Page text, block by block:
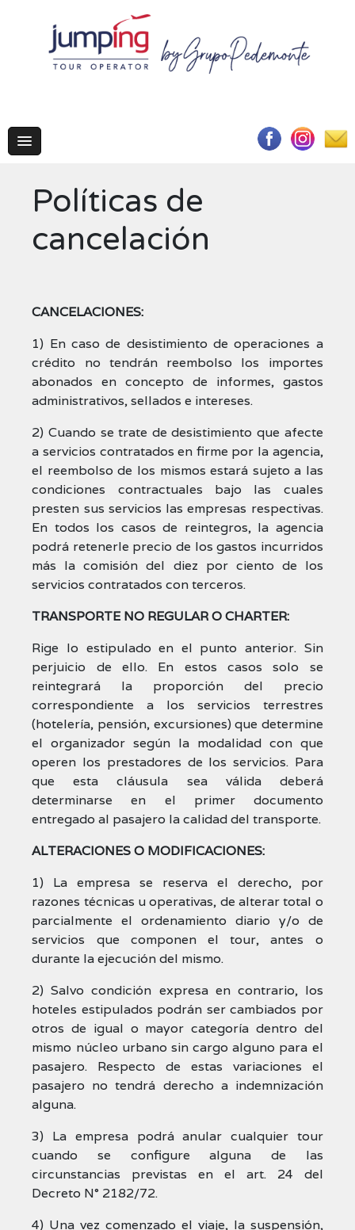
Políticas de
cancelación
CANCELACIONES:
1) En caso de desistimiento de operaciones a
crédito no tendrán reembolso los importes
abonados en concepto de informes, gastos
administrativos, sellados e intereses.
2) Cuando se trate de desistimiento que afecte
a servicios contratados en firme por la agencia,
el reembolso de los mismos estará sujeto a las
condiciones contractuales bajo las cuales
presten sus servicios las empresas respectivas.
En todos los casos de reintegros, la agencia
podrá retenerle precio de los gastos incurridos
más la comisión del diez por ciento de los
servicios contratados con terceros.
TRANSPORTE NO REGULAR O CHARTER:
Rige lo estipulado en el punto anterior. Sin
perjuicio de ello. En estos casos solo se
reintegrará la proporción del precio
correspondiente a los servicios terrestres
(hotelería, pensión, excursiones) que determine
el organizador según la modalidad con que
operen los prestadores de los servicios. Para
que esta cláusula sea válida deberá
determinarse en el primer documento
entregado al pasajero la calidad del transporte.
ALTERACIONES O MODIFICACIONES:
1) La empresa se reserva el derecho, por
razones técnicas u operativas, de alterar total o
parcialmente el ordenamiento diario y/o de
servicios que componen el tour, antes o
durante la ejecución del mismo.
2) Salvo condición expresa en contrario, los
hoteles estipulados podrán ser cambiados por
otros de igual o mayor categoría dentro del
mismo núcleo urbano sin cargo alguno para el
pasajero. Respecto de estas variaciones el
pasajero no tendrá derecho a indemnización
alguna.
3) La empresa podrá anular cualquier tour
cuando se configure alguna de las
circunstancias previstas en el art. 24 del
Decreto N° 2182/72.
4) Una vez comenzado el viaje, la suspensión,